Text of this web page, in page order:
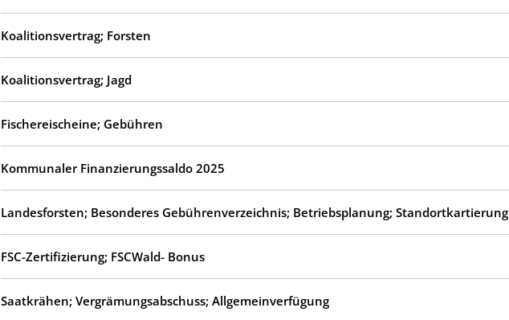
Koalitionsvertrag; Forsten
Koalitionsvertrag; Jagd
Fischereischeine; Gebühren
Kommunaler Finanzierungssaldo 2025
Landesforsten; Besonderes Gebührenverzeichnis; Betriebsplanung; Standortkartierung
FSC-Zertifizierung; FSCWald- Bonus
Saatkrähen; Vergrämungsabschuss; Allgemeinverfügung